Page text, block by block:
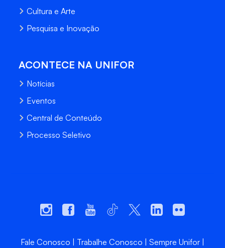
Cultura e Arte
Pesquisa e Inovação
ACONTECE NA UNIFOR
Notícias
Eventos
Central de Conteúdo
Processo Seletivo
Fale Conosco Trabalhe Conosco
Sempre Unifor